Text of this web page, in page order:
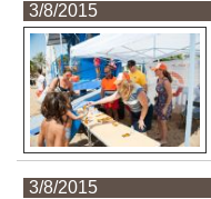
3/8/2015
3/8/2015